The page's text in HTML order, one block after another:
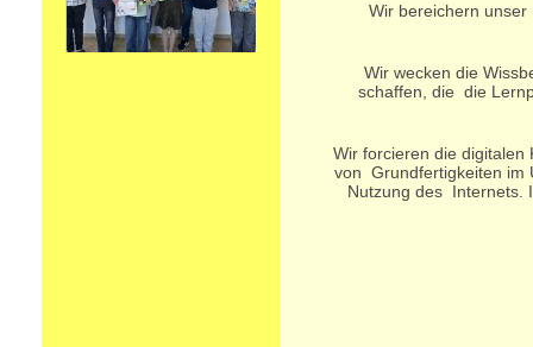
Wir bereichern
Wir wecken die
schaffen, die die
Wir forcieren die digitalen
von Grundfertigkeiten im
Nutzung des Internets.